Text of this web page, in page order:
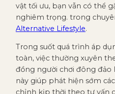
vật tối ưu, bạn vẫn có thể
nghiêm trọng. trong
Alternative Lifestyle.
Trong suốt quá trình áp
toàn, việc thường xuyên
đồng người chơi đông đảo
này giúp phát hiện sớm